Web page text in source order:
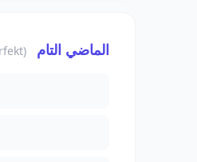
الماضي التام (Perfekt)